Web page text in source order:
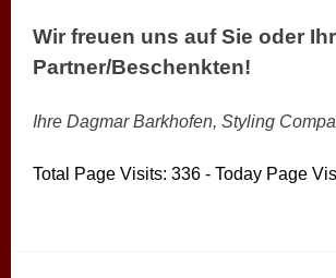
Wir freuen uns auf Sie oder
Partner/Beschenkten!
Ihre Dagmar Barkhofen, Styling
Total Page Visits: 336 - Today Page